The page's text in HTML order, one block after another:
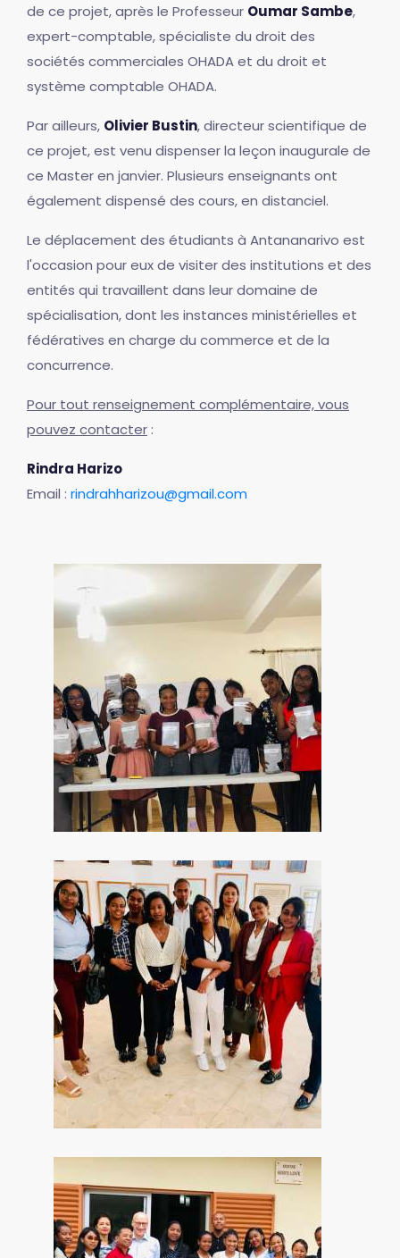
de ce projet, après le Professeur Oumar Sambe,
expert-comptable, spécialiste du droit des
sociétés commerciales OHADA et du droit et
système comptable OHADA.
Par ailleurs, Olivier Bustin, directeur scientifique de
ce projet, est venu dispenser la leçon inaugurale de
ce Master en janvier. Plusieurs enseignants ont
également dispensé des cours, en distanciel.
Le déplacement des étudiants à Antananarivo est
l'occasion pour eux de visiter des institutions et des
entités qui travaillent dans leur domaine de
spécialisation, dont les instances ministérielles et
fédératives en charge du commerce et de la
concurrence.
Pour tout renseignement complémentaire, vous
pouvez contacter :
Rindra Harizo
Email : rindrahharizou@gmail.com